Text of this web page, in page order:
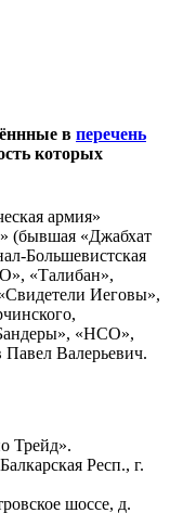
в перечень
которых
армия»
«Джабхат
Большевистская
«Талибан»,
Иеговы»,
«НСО»,
Валерьевич.
Трейд».
Респ., г.
шоссе, д.